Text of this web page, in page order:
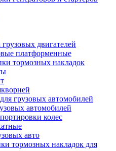
двигателей
платформенные
тормозных накладок
грузовых автомобилей
автомобилей
колес
авто
тормозных накладок для